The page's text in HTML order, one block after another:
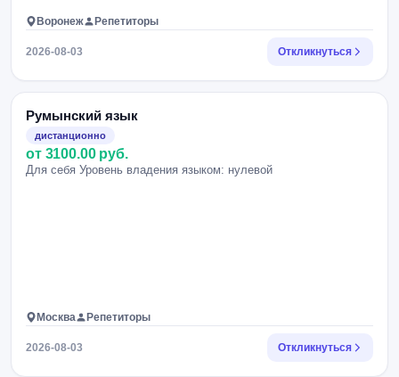
Воронеж Репетиторы
2026-08-03 Откликнуться
Румынский язык
дистанционно
от 3100.00 руб.
Для себя Уровень владения языком: нулевой
Москва Репетиторы
2026-08-03 Откликнуться